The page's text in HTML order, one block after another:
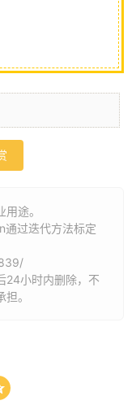
途。
通过迭代方法标定
24小时内删除，不
。